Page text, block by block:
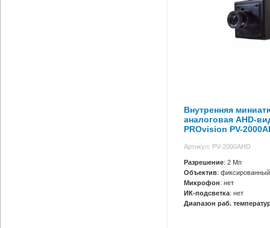
Внутренняя
аналоговая AHD-
PROvision PV-
Артикул: PV-2000AHD
Разрешение: 2 Мп
Объектив: фиксированный
Микрофон: нет
ИК-подсветка: нет
Диапазон раб.